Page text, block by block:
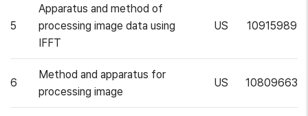
5
Apparatus and method of
processing image data using
IFFT
US 10915989
6
Method and apparatus for
processing image
US 10809663